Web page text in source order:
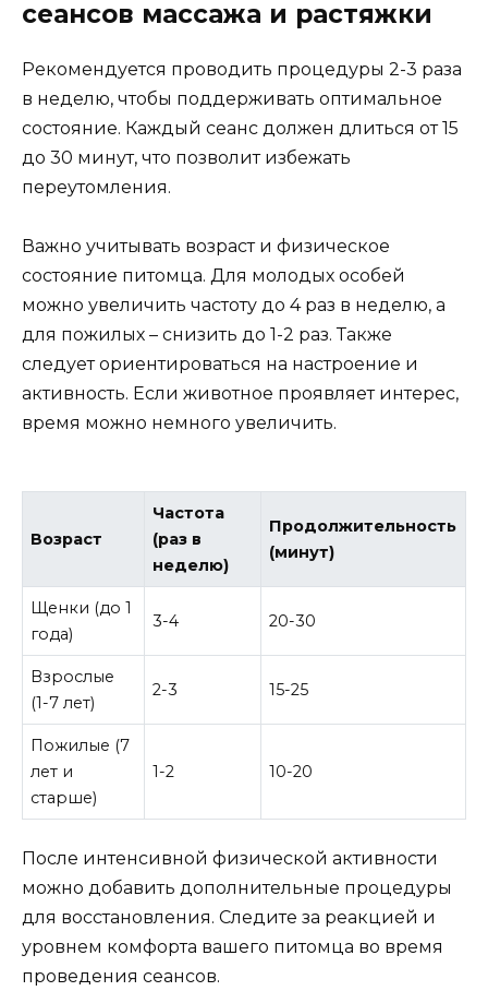
сеансов массажа и растяжки
Рекомендуется проводить процедуры 2-3 раза
в неделю, чтобы поддерживать оптимальное
состояние. Каждый сеанс должен длиться от 15
до 30 минут, что позволит избежать
переутомления.
Важно учитывать возраст и физическое
состояние питомца. Для молодых особей
можно увеличить частоту до 4 раз в неделю, а
для пожилых – снизить до 1-2 раз. Также
следует ориентироваться на настроение и
активность. Если животное проявляет интерес,
время можно немного увеличить.
Возраст
Частота
(раз в
неделю)
Продолжительность
(минут)
Щенки (до 1
года)
3-4 20-30
Взрослые
(1-7 лет)
2-3 15-25
Пожилые (7
лет и
старше)
1-2 10-20
После интенсивной физической активности
можно добавить дополнительные процедуры
для восстановления. Следите за реакцией и
уровнем комфорта вашего питомца во время
проведения сеансов.